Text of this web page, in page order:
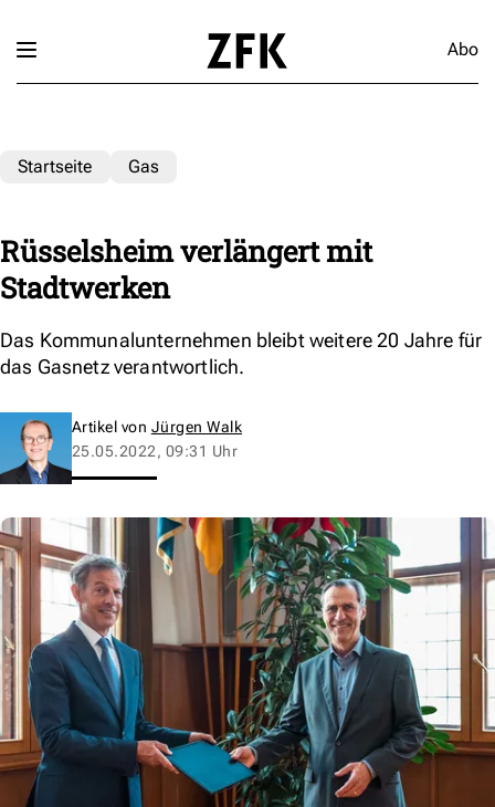
Abo
Startseite Gas
Rüsselsheim verlängert mit
Stadtwerken
Das Kommunalunternehmen bleibt weitere 20 Jahre für
das Gasnetz verantwortlich.
Artikel von Jürgen Walk
25.05.2022, 09:31 Uhr